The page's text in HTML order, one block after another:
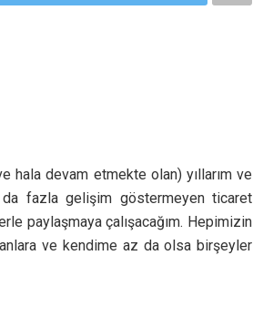
hala devam etmekte olan) yıllarım ve
fazla gelişim göstermeyen ticaret
paylaşmaya çalışacağım. Hepimizin
ve kendime az da olsa birşeyler